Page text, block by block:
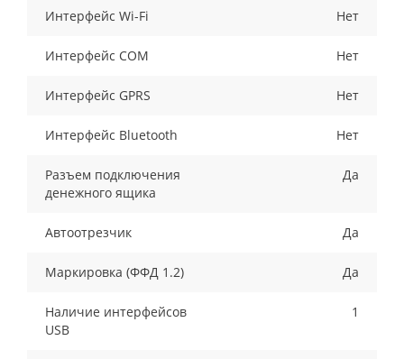
Интерфейс Wi-Fi Нет
Интерфейс COM Нет
Интерфейс GPRS Нет
Интерфейс Bluetooth Нет
Разъем подключения
денежного ящика
Да
Автоотрезчик Да
Маркировка (ФФД 1.2) Да
Наличие интерфейсов
USB
1